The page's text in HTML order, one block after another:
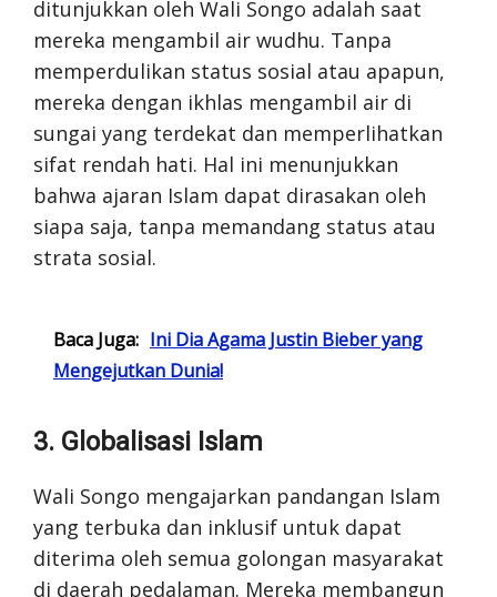
ditunjukkan oleh Wali Songo adalah saat
mereka mengambil air wudhu. Tanpa
memperdulikan status sosial atau apapun,
mereka dengan ikhlas mengambil air di
sungai yang terdekat dan memperlihatkan
sifat rendah hati. Hal ini menunjukkan
bahwa ajaran Islam dapat dirasakan oleh
siapa saja, tanpa memandang status atau
strata sosial.
Baca Juga: Ini Dia Agama Justin Bieber yang
Mengejutkan Dunia!
3. Globalisasi Islam
Wali Songo mengajarkan pandangan Islam
yang terbuka dan inklusif untuk dapat
diterima oleh semua golongan masyarakat
di daerah pedalaman. Mereka membangun